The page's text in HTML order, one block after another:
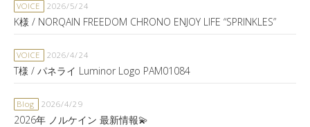
VOICE 2026/5/24
K様 / NORQAIN FREEDOM CHRONO ENJOY LIFE “SPRINKLES”
VOICE 2026/4/24
T様 / パネライ Luminor Logo PAM01084
Blog 2026/4/29
2026年 ノルケイン 最新情報💫